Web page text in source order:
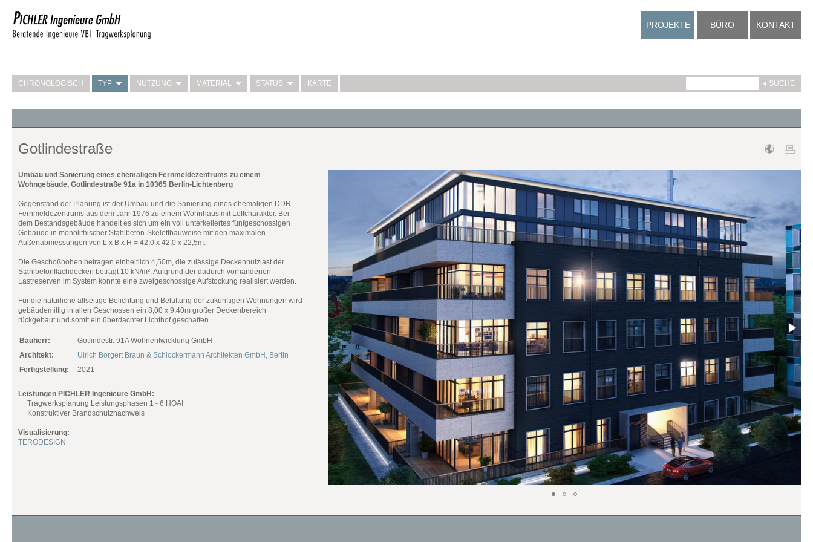
PROJEKTE
CHRONOLOGISCH TYP NUTZUNG MATERIAL STATUS KARTE
BÜRO KONTAKT
Gotlindestraße
Umbau und Sanierung eines ehemaligen Fernmeldezentrums zu einem
Wohngebäude, Gotlindestraße 91a in 10365 Berlin-Lichtenberg
Gegenstand der Planung ist der Umbau und die Sanierung eines ehemaligen DDR-
Fernmeldezentrums aus dem Jahr 1976 zu einem Wohnhaus mit Loftcharakter. Bei
dem Bestandsgebäude handelt es sich um ein voll unterkellertes fünfgeschossigen
Gebäude in monolithischer Stahlbeton-Skelettbauweise mit den maximalen
Außenabmessungen von L x B x H = 42,0 x 42,0 x 22,5m.
Die Geschoßhöhen betragen einheitlich 4,50m, die zulässige Deckennutzlast der
Stahlbetonflachdecken beträgt 10 kN/m². Aufgrund der dadurch vorhandenen
Lastreserven im System konnte eine zweigeschossige Aufstockung realisiert werden.
Für die natürliche allseitige Belichtung und Belüftung der zukünftigen Wohnungen wird
gebäudemittig in allen Geschossen ein 8,00 x 9,40m großer Deckenbereich
rückgebaut und somit ein überdachter Lichthof geschaffen.
Bauherr:
Gotlindestr. 91A Wohnentwicklung GmbH
Architekt:
Ulrich Borgert Braun & Schlockermann Architekten GmbH, Berlin
Fertigstellung:
2021
Leistungen PICHLER Ingenieure GmbH:
Tragwerksplanung Leistungsphasen 1 - 6 HOAI
Konstruktiver Brandschutznachweis
Visualisierung:
TERODESIGN